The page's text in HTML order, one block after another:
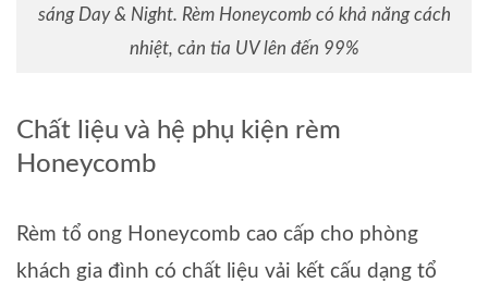
sáng Day & Night. Rèm Honeycomb có khả năng cách
nhiệt, cản tia UV lên đến 99%
Chất liệu và hệ phụ kiện rèm
Honeycomb
Rèm tổ ong Honeycomb cao cấp cho phòng
khách gia đình có chất liệu vải kết cấu dạng tổ